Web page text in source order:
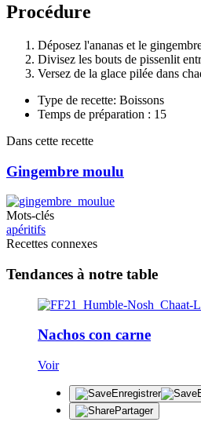
Procédure
Déposez l'ananas et le
Divisez les bouts de pissenlit
Versez de la glace pilée dans
Type de recette: Boissons
Temps de préparation : 15
Dans cette recette
Gingembre moulu
Mots-clés
apéritifs
Recettes connexes
Tendances à notre table
Nachos con carne
Voir
Enregistrer
Partager